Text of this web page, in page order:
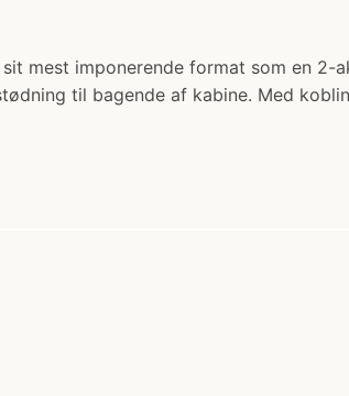
mest imponerende format som en 2-
til bagende af kabine. Med